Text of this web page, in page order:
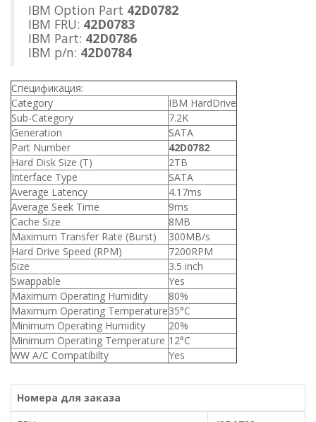
IBM Option Part 42D0782
IBM FRU: 42D0783
IBM Part: 42D0786
IBM p/n: 42D0784
Спецификация:
Category
IBM HardDrive
Sub-Category
7.2K
Generation
SATA
Part Number
42D0782
Hard Disk Size (T)
2TB
Interface Type
SATA
Average Latency
4.17ms
Average Seek Time
9ms
Cache Size
8MB
Maximum Transfer Rate (Burst)
300MB/s
Hard Drive Speed (RPM)
7200RPM
Size
3.5 inch
Swappable
Yes
Maximum Operating Humidity
80%
Maximum Operating Temperature35°C
Minimum Operating Humidity
20%
Minimum Operating Temperature 12°C
WW A/C Compatibilty
Yes
Номера для заказа